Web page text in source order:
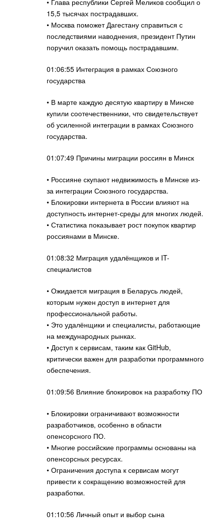
• Глава республики Сергей Меликов сообщил о
15,5 тысячах пострадавших.
• Москва поможет Дагестану справиться с
последствиями наводнения, президент Путин
поручил оказать помощь пострадавшим.
01:06:55 Интеграция в рамках Союзного
государства
• В марте каждую десятую квартиру в Минске
купили соотечественники, что свидетельствует
об усиленной интеграции в рамках Союзного
государства.
01:07:49 Причины миграции россиян в Минск
• Россияне скупают недвижимость в Минске из-
за интеграции Союзного государства.
• Блокировки интернета в России влияют на
доступность интернет-среды для многих людей.
• Статистика показывает рост покупок квартир
россиянами в Минске.
01:08:32 Миграция удалёнщиков и IT-
специалистов
• Ожидается миграция в Беларусь людей,
которым нужен доступ в интернет для
профессиональной работы.
• Это удалёнщики и специалисты, работающие
на международных рынках.
• Доступ к сервисам, таким как GitHub,
критически важен для разработки программного
обеспечения.
01:09:56 Влияние блокировок на разработку ПО
• Блокировки ограничивают возможности
разработчиков, особенно в области
опенсорсного ПО.
• Многие российские программы основаны на
опенсорсных ресурсах.
• Ограничения доступа к сервисам могут
привести к сокращению возможностей для
разработки.
01:10:56 Личный опыт и выбор сына